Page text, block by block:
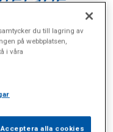
du till lagring av
på webbplatsen,
i våra
Acceptera alla cookies